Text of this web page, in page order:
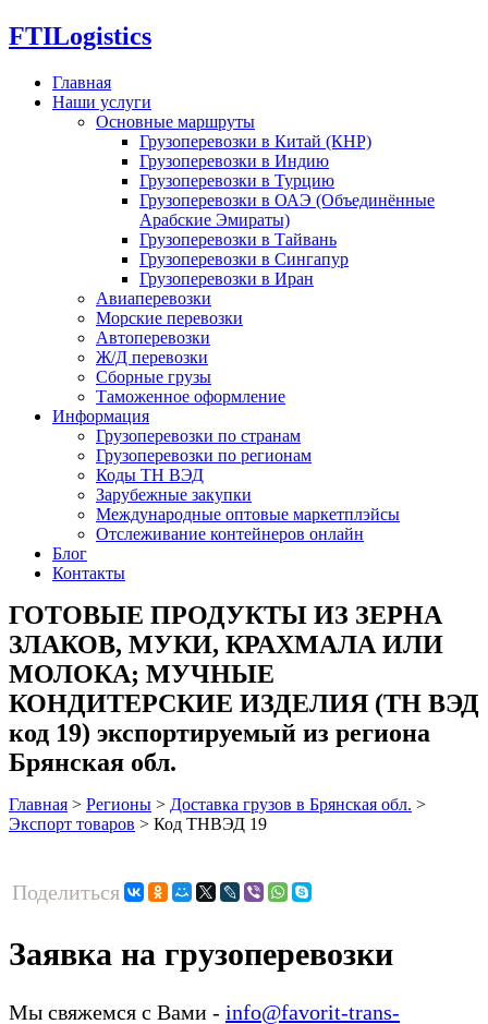
FTILogistics
Главная
Наши услуги
Основные маршруты
Грузоперевозки в Китай (КНР)
Грузоперевозки в Индию
Грузоперевозки в Турцию
Грузоперевозки в ОАЭ (Объединённые
Арабские Эмираты)
Грузоперевозки в Тайвань
Грузоперевозки в Сингапур
Грузоперевозки в Иран
Авиаперевозки
Морские перевозки
Автоперевозки
Ж/Д перевозки
Сборные грузы
Таможенное оформление
Информация
Грузоперевозки по странам
Грузоперевозки по регионам
Коды ТН ВЭД
Зарубежные закупки
Международные оптовые маркетплэйсы
Отслеживание контейнеров онлайн
Блог
Контакты
ГОТОВЫЕ ПРОДУКТЫ ИЗ ЗЕРНА
ЗЛАКОВ, МУКИ, КРАХМАЛА ИЛИ
МОЛОКА; МУЧНЫЕ
КОНДИТЕРСКИЕ ИЗДЕЛИЯ (ТН ВЭД
код 19) экспортируемый из региона
Брянская обл.
Главная > Регионы > Доставка грузов в Брянская обл. >
Экспорт товаров > Код ТНВЭД 19
Поделиться
Заявка на грузоперевозки
Мы свяжемся с Вами - info@favorit-trans-